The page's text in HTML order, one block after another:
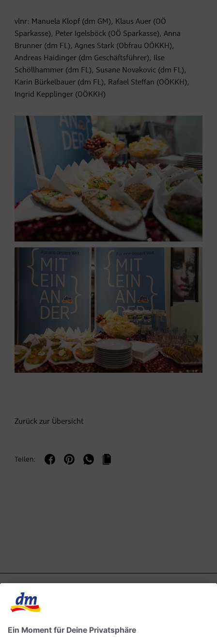
vlnr: Manuela Klopf (dm GM), Klaus Auer (OÖ
Sparkasse), Peter Igelsböck (OÖ Sparkasse), Anna
Brunner (dm FL), Agnes Stark (Obfrau OÖKKH),
Andreas Haidinger (dm Geschäftsführer), Ilse
Schöllhammer (dm FL), Susane Novakovic (dm FL),
Karin Bürkelbauer (dm FL), Rafael Steffan (OÖKKH),
Ingrid Kepplinger (OÖKKH)
Zurück zur Übersicht
Teilen: